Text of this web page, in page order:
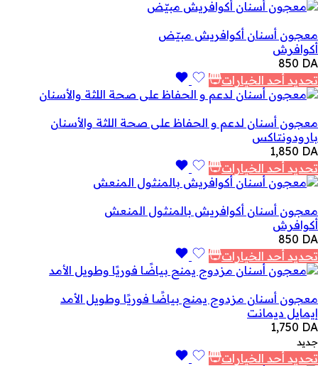
معجون أسنان أكوافريش مبيّض
أكوافرش
850 DA
تحديد أحد الخيارات
معجون أسنان لدعم و الحفاظ على صحة اللثة والأسنان
بارودونتاكس
1,850 DA
تحديد أحد الخيارات
معجون أسنان أكوافريش بالمنثول المنعش
أكوافرش
850 DA
تحديد أحد الخيارات
معجون أسنان مزدوج يمنح بياضًا فوريًا وطويل الأمد
إيمايل ديمانت
1,750 DA
جديد
تحديد أحد الخيارات